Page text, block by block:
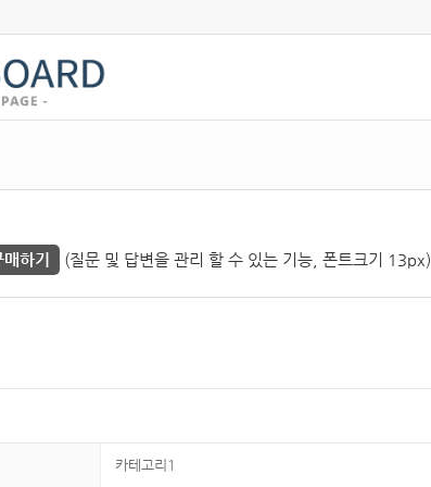
매하기 (질문 및 답변을 관리 할 수 있는 기능, 폰트크기 13px)
카테고리1